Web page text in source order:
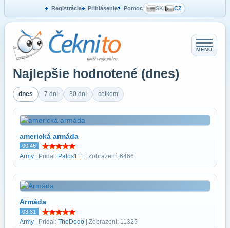
Registrácia Prihlásenie Pomoc SK/ CZ
MENU
Najlepšie hodnotené (dnes)
dnes 7 dní 30 dní celkom
americká armáda
00:46
Army | Pridal: Palos111 | Zobrazení: 6466
Armáda
03:31
Army | Pridal: TheDodo | Zobrazení: 11325